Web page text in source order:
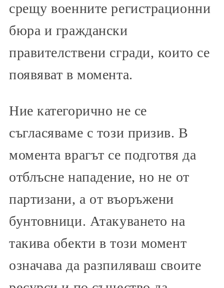
срещу военните регистрационни
бюра и граждански
правителствени сгради, които се
появяват в момента.
Ние категорично не се
съгласяваме с този призив. В
момента врагът се подготвя да
отблъсне нападение, но не от
партизани, а от въоръжени
бунтовници. Атакуването на
такива обекти в този момент
означава да разпиляваш своите